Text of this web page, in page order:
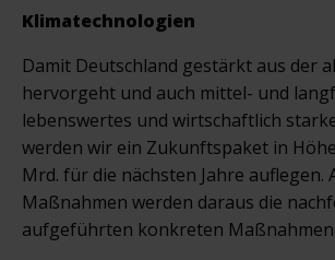
Klimatechnologien
Damit Deutschland gestärkt aus der
hervorgeht und auch mittel- und
lebenswertes und wirtschaftlich
werden wir ein Zukunftspaket in
Mrd. für die nächsten Jahre auflegen.
Maßnahmen werden daraus die
aufgeführten konkreten